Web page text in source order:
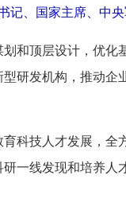
记、国家主席、中
和顶层设计，优
研发机构，推动
科技人才发展，
一线发现和培养